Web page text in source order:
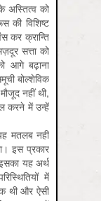
अस्तित्व को
की विशिष्ट
कर क्रान्ति
सत्ता को
आगे बढ़ाना
बोल्शेविक
नहीं थी,
करने में उन्हें
मतलब नहीं
इस प्रकार
इसका यह अर्थ
में
थी और ऐसी